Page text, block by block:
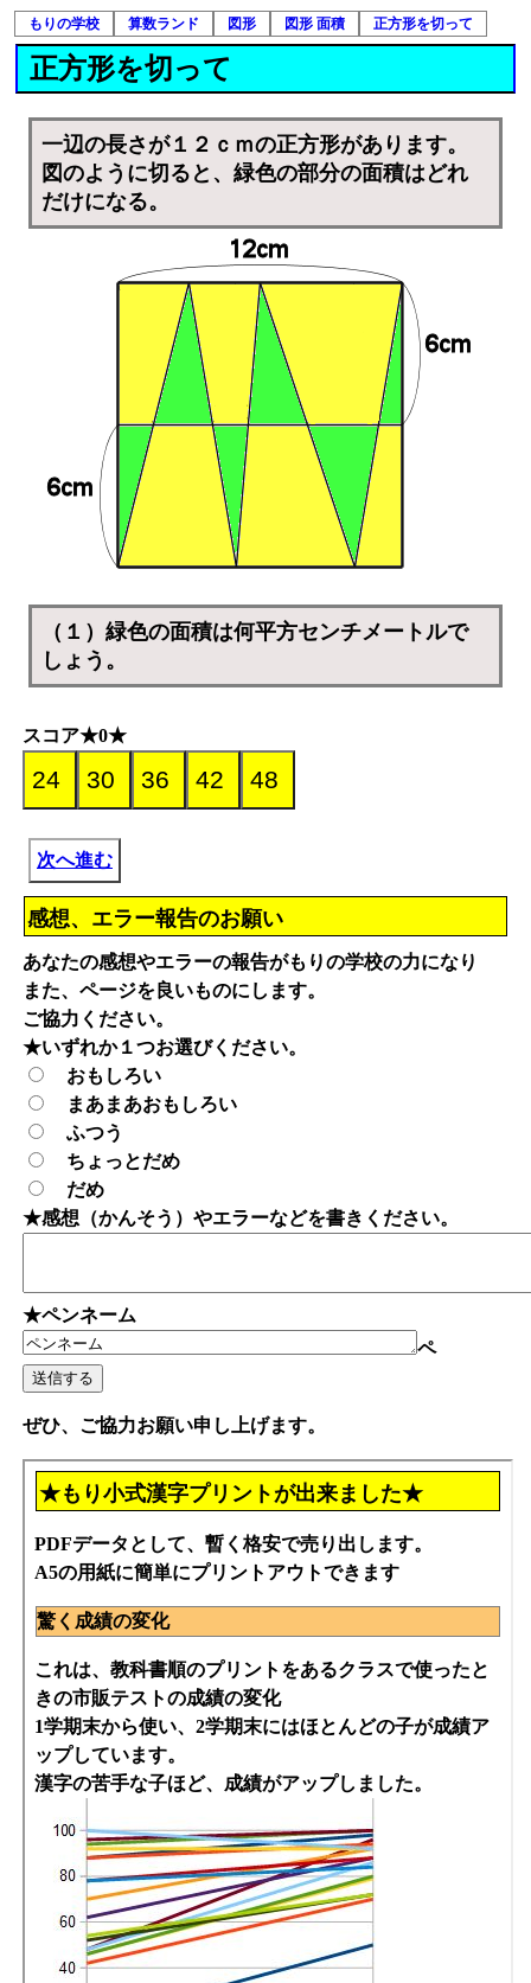
もりの学校 算数ランド 図形 図形 面積 正方形を切って
正方形を切って
一辺の長さが１２ｃｍの正方形があります。
図のように切ると、緑色の部分の面積はどれ
だけになる。
（１）緑色の面積は何平方センチメートルで
しょう。
スコア★0★
次へ進む
感想、エラー報告のお願い
あなたの感想やエラーの報告がもりの学校の力になり
また、ページを良いものにします。
ご協力ください。
★いずれか１つお選びください。
おもしろい
まあまあおもしろい
ふつう
ちょっとだめ
だめ
★感想（かんそう）やエラーなどを書きください。
★ペンネーム
ペ
ぜひ、ご協力お願い申し上げます。